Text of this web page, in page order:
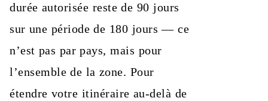
durée autorisée reste de 90 jours
sur une période de 180 jours — ce
n’est pas par pays, mais pour
l’ensemble de la zone. Pour
étendre votre itinéraire au-delà de